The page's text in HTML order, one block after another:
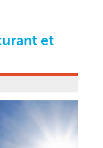
et